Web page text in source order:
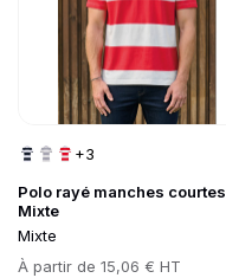
Polo rayé manches courtes
Mixte
Mixte
Prix
À partir de 15,06 € HT
+3